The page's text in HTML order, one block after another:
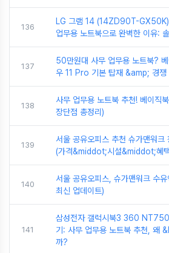
136
LG 그램 14 (14ZD90T-
업무용 노트북으로 완벽한 이유:
137
50만원대 사무 업무용 노트북?
우 11 Pro 기본 탑재 &amp; 경쟁
138
사무 업무용 노트북 추천! 베이직
장단점 총정리)
139
서울 공유오피스 추천 슈가맨워크
(가격&middot;시설&middot;혜
140
서울 공유오피스, 슈가맨워크 수
최신 업데이트)
141
삼성전자 갤럭시북3 360
기: 사무 업무용 노트북 추천, 왜
까?